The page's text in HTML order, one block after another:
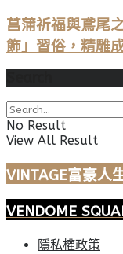
菖蒲祈福與鳶尾
飾」習俗，精雕
No Result
View All Result
VINTAGE富豪人
VENDOME
隱私權政策